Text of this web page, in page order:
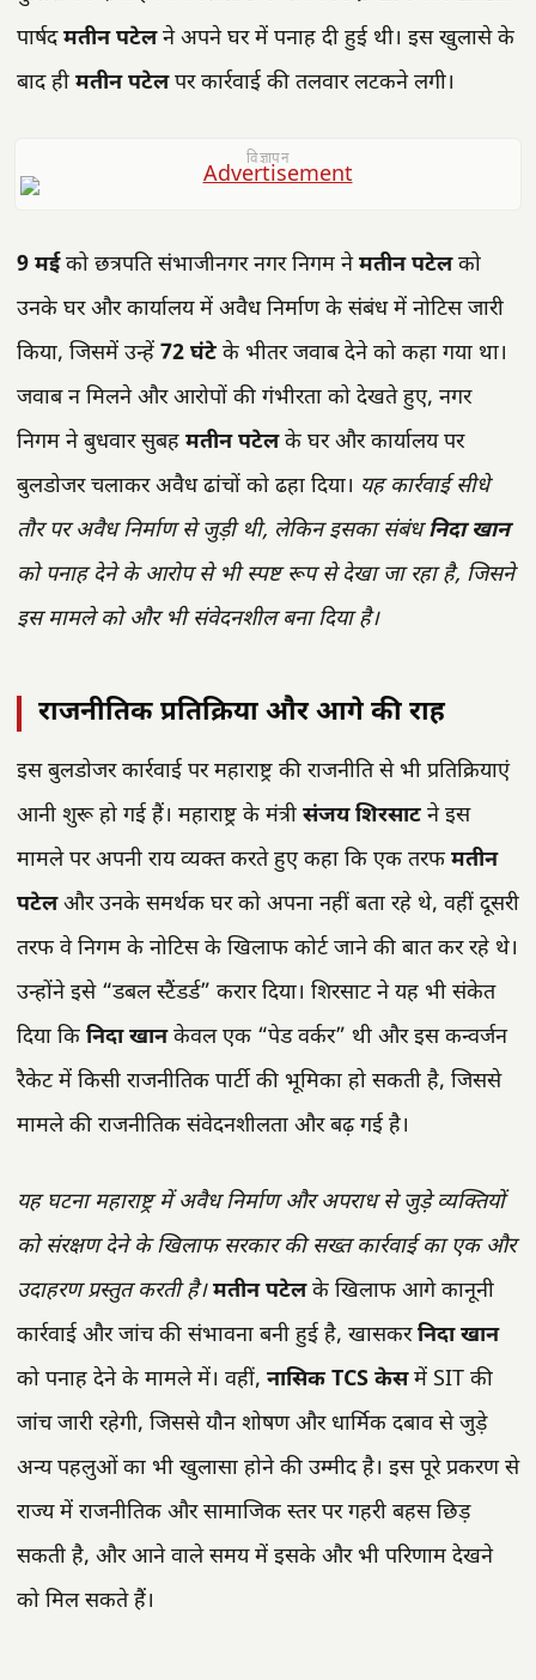
पार्षदमतीन पटेलने अपने घर में पनाह दी हुई थी। इस खुलासे के
बाद ही मतीन पटेलपर कार्रवाई की तलवार लटकने लगी।
विज्ञापन
9 मईको छत्रपति संभाजीनगर नगर निगम नेमतीन पटेलको
उनके घर और कार्यालय में अवैध निर्माण के संबंध में नोटिस जारी
किया, जिसमें उन्हें 72 घंटे के भीतर जवाब देने को कहा गया था।
जवाब न मिलने और आरोपों की गंभीरता को देखते हुए, नगर
निगम ने बुधवार सुबह मतीन पटेलके घर और कार्यालय पर
बुलडोजर चलाकर अवैध ढांचों को ढहा दिया। यह कार्रवाई सीधे
तौर पर अवैध निर्माण से जुड़ी थी, लेकिन इसका संबंधनिदा खान
को पनाह देने के आरोप से भी स्पष्ट रूप से देखा जा रहा है, जिसने
इस मामले को और भी संवेदनशील बना दिया है।
राजनीतिक प्रतिक्रिया और आगे की राह
इस बुलडोजर कार्रवाई पर महाराष्ट्र की राजनीति से भी प्रतिक्रियाएं
आनी शुरू हो गई हैं। महाराष्ट्र के मंत्री संजय शिरसाट ने इस
मामले पर अपनी राय व्यक्त करते हुए कहा कि एक तरफमतीन
पटेलऔर उनके समर्थक घर को अपना नहीं बता रहे थे, वहीं दूसरी
तरफ वे निगम के नोटिस के खिलाफ कोर्ट जाने की बात कर रहे थे।
उन्होंने इसे “डबल स्टैंडर्ड” करार दिया। शिरसाट ने यह भी संकेत
दिया कि निदा खानकेवल एक “पेड वर्कर” थी और इस कन्वर्जन
रैकेट में किसी राजनीतिक पार्टी की भूमिका हो सकती है, जिससे
मामले की राजनीतिक संवेदनशीलता और बढ़ गई है।
यह घटना महाराष्ट्र में अवैध निर्माण और अपराध से जुड़े व्यक्तियों
को संरक्षण देने के खिलाफ सरकार की सख्त कार्रवाई का एक और
उदाहरण प्रस्तुत करती है। मतीन पटेलके खिलाफ आगे कानूनी
कार्रवाई और जांच की संभावना बनी हुई है, खासकरनिदा खान
को पनाह देने के मामले में। वहीं, नासिक TCS केसमें SIT की
जांच जारी रहेगी, जिससे यौन शोषण और धार्मिक दबाव से जुड़े
अन्य पहलुओं का भी खुलासा होने की उम्मीद है। इस पूरे प्रकरण से
राज्य में राजनीतिक और सामाजिक स्तर पर गहरी बहस छिड़
सकती है, और आने वाले समय में इसके और भी परिणाम देखने
को मिल सकते हैं।